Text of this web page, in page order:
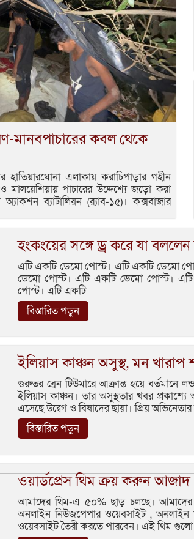
মানবপাচারের কবল থেকে
হাতিয়ারঘোনা এলাকায় করাচিপাড়ার গহীন
মালয়েশিয়ায় পাচারের উদ্দেশ্যে জড়ো করা
ব্যাটালিয়ন (র‌্যাব-১৫)। কক্সবাজার
হংকংয়ের সঙ্গে ড্র করে যা
এটি একটি ডেমো পোস্ট। এটি একটি ডেমো
ডেমো পোস্ট। এটি একটি ডেমো পোস্ট।
পোস্ট। এটি একটি
বিস্তারিত পড়ুন
ইলিয়াস কাঞ্চন অসুস্থ, মন খারাপ
গুরুতর ব্রেন টিউমারে আক্রান্ত হয়ে বর্তমানে
ইলিয়াস কাঞ্চন। তার অসুস্থতার খবর
এসেছে উদ্বেগ ও বিষাদের ছায়া। প্রিয়
বিস্তারিত পড়ুন
ওয়ার্ডপ্রেস থিম ক্রয় করুন
আমাদের থিম-এ ৫০% ছাড় চলছে। আমাদের
অনলাইন নিউজপেপার ওয়েবসাইট , অনলাইন
ওয়েবসাইট তৈরী করতে পারবেন। এই থিম